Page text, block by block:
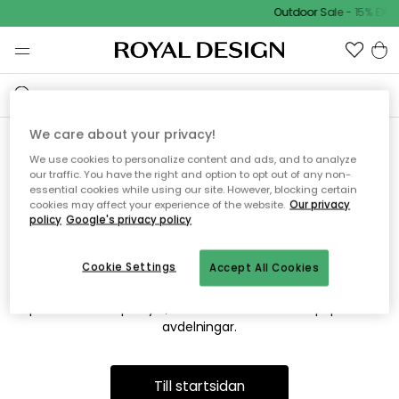
Outdoor Sale - 15%
Vi hittar tyvärr inte sidan du
söker
Detta kan bero på att sidan inte längre finns eller att den har
flyttats. Vi ber om ursäkt för besväret. I menyn ovan kan du
prova att söka på nytt, eller besöka en av våra populära
avdelningar.
Till startsidan
We care about your privacy!
We use cookies to personalize content and ads, and to analyze
our traffic. You have the right and option to opt out of any non-
essential cookies while using our site. However, blocking certain
cookies may affect your experience of the website. Our privacy
policy Google's privacy policy
Accept All Cookies
Cookie Settings